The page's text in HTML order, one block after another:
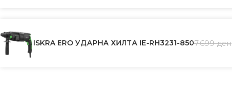
ISKRA ERO УДАРНА ХИЛТА IE-RH3231-8507.699ден